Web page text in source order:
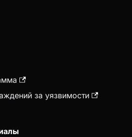
за уязвимости